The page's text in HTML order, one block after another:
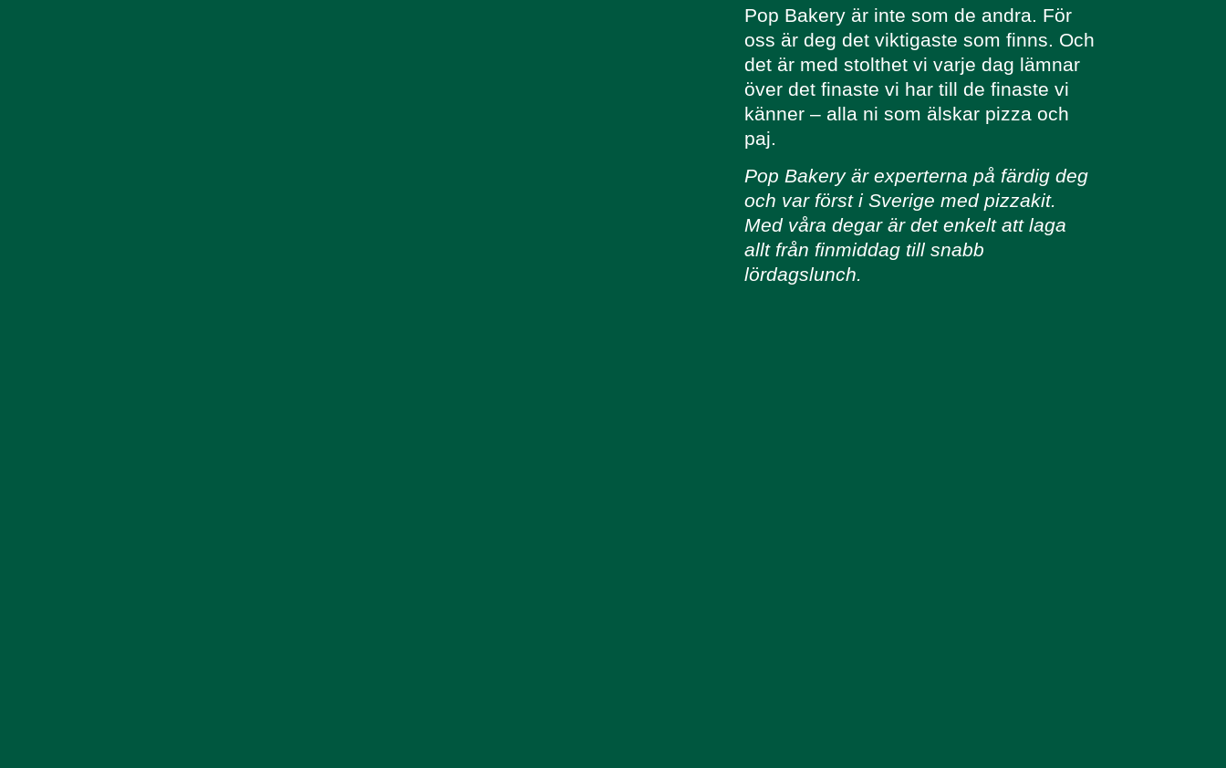
Pop Bakery är inte som de andra. För
oss är deg det viktigaste som finns. Och
det är med stolthet vi varje dag lämnar
över det finaste vi har till de finaste vi
känner – alla ni som älskar pizza och
paj.
Pop Bakery är experterna på färdig deg
och var först i Sverige med pizzakit.
Med våra degar är det enkelt att laga
allt från finmiddag till snabb
lördagslunch.